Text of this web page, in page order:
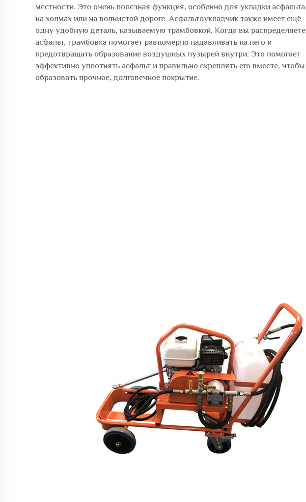
местности. Это очень полезная функция, особенно для укладки асфальта
на холмах или на волнистой дороге. Асфальтоукладчик также имеет ещё
одну удобную деталь, называемую трамбовкой. Когда вы распределяете
асфальт, трамбовка помогает равномерно надавливать на него и
предотвращать образование воздушных пузырей внутри. Это помогает
эффективно уплотнять асфальт и правильно скреплять его вместе, чтобы
образовать прочное, долговечное покрытие.